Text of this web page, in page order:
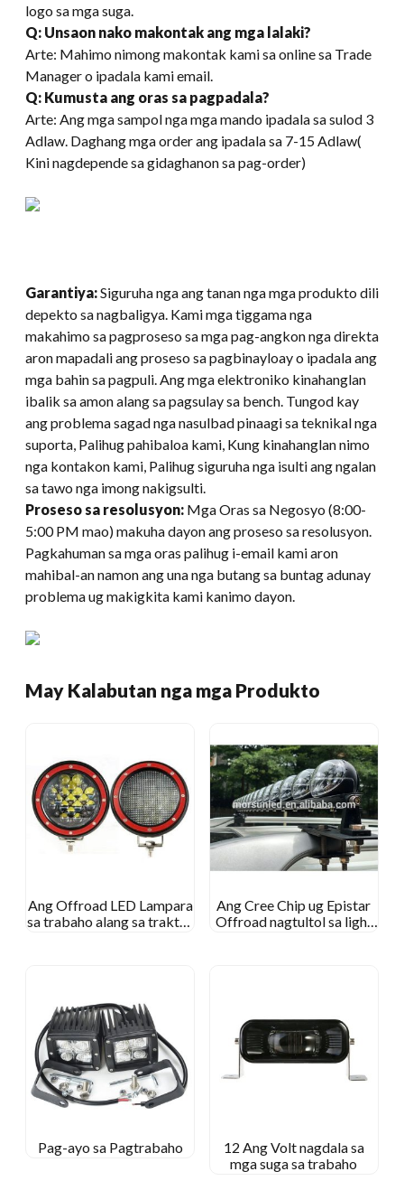
logo sa mga suga.
Q: Unsaon nako makontak ang mga lalaki?
Arte: Mahimo nimong makontak kami sa online sa Trade
Manager o ipadala kami email.
Q: Kumusta ang oras sa pagpadala?
Arte: Ang mga sampol nga mga mando ipadala sa sulod 3
Adlaw. Daghang mga order ang ipadala sa 7-15 Adlaw(
Kini nagdepende sa gidaghanon sa pag-order)
Garantiya:Siguruha nga ang tanan nga mga produkto dili
depekto sa nagbaligya. Kami mga tiggama nga
makahimo sa pagproseso sa mga pag-angkon nga direkta
aron mapadali ang proseso sa pagbinayloay o ipadala ang
mga bahin sa pagpuli. Ang mga elektroniko kinahanglan
ibalik sa amon alang sa pagsulay sa bench. Tungod kay
ang problema sagad nga nasulbad pinaagi sa teknikal nga
suporta, Palihug pahibaloa kami, Kung kinahanglan nimo
nga kontakon kami, Palihug siguruha nga isulti ang ngalan
sa tawo nga imong nakigsulti.
Proseso sa resolusyon: Mga Oras sa Negosyo (8:00-
5:00 PM mao) makuha dayon ang proseso sa resolusyon.
Pagkahuman sa mga oras palihug i-email kami aron
mahibal-an namon ang una nga butang sa buntag adunay
problema ug makigkita kami kanimo dayon.
May Kalabutan nga mga Produkto
Ang Offroad LED Lampara
sa trabaho alang sa traktor
Ang Cree Chip ug Epistar
Offroad nagtultol sa light
Pag-ayo sa Pagtrabaho
12 Ang Volt nagdala sa
mga suga sa trabaho